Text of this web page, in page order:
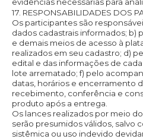
17. RESPONSABILIDADES DOS
Os participantes são
dados cadastrais informados; b)
e demais meios de acesso à
realizados em seu cadastro; d)
edital e das informações de
lote arrematado; f) pelo
datas, horários e encerramento
recebimento, conferência e
produto após a entrega.
Os lances realizados por meio
serão presumidos válidos, salvo
sistêmica ou uso indevido